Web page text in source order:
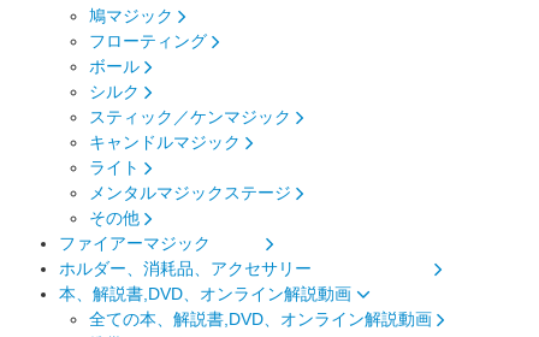
鳩マジック
フローティング
ボール
シルク
スティック／ケンマジック
キャンドルマジック
ライト
メンタルマジックステージ
その他
ファイアーマジック
ホルダー、消耗品、アクセサリー
本、解説書,DVD、オンライン解説動画
全ての本、解説書,DVD、オンライン解説動画